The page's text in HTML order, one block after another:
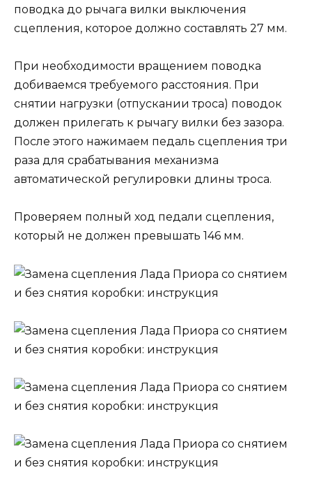
поводка до рычага вилки выключения
сцепления, которое должно составлять 27 мм.
При необходимости вращением поводка
добиваемся требуемого расстояния. При
снятии нагрузки (отпускании троса) поводок
должен прилегать к рычагу вилки без зазора.
После этого нажимаем педаль сцепления три
раза для срабатывания механизма
автоматической регулировки длины троса.
Проверяем полный ход педали сцепления,
который не должен превышать 146 мм.